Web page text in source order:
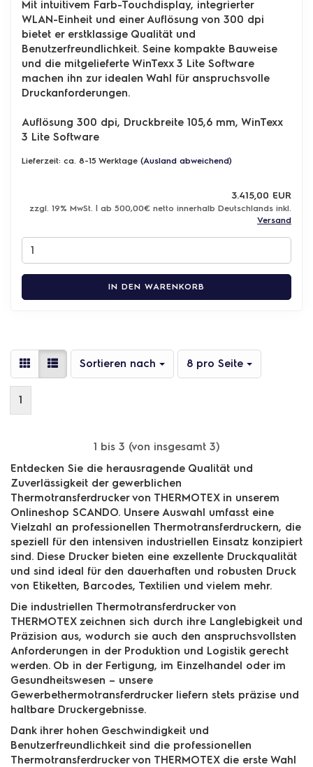
Mit intuitivem Farb-Touchdisplay, integrierter
WLAN-Einheit und einer Auflösung von 300 dpi
bietet er erstklassige Qualität und
Benutzerfreundlichkeit. Seine kompakte Bauweise
und die mitgelieferte WinTexx 3 Lite Software
machen ihn zur idealen Wahl für anspruchsvolle
Druckanforderungen.
Auflösung 300 dpi, Druckbreite 105,6 mm, WinTexx
3 Lite Software
Lieferzeit: ca. 8-15 Werktage (Ausland abweichend)
3.415,00 EUR
zzgl. 19% MwSt. | ab 500,00€ netto innerhalb Deutschlands inkl.
Versand
IN DEN WARENKORB
Sortieren nach
Sortieren nach 8 pro Seite
pro Seite
1
1 bis 3 (von insgesamt 3)
Entdecken Sie die herausragende Qualität und
Zuverlässigkeit der gewerblichen
Thermotransferdrucker von THERMOTEX in unserem
Onlineshop SCANDO. Unsere Auswahl umfasst eine
Vielzahl an professionellen Thermotransferdruckern, die
speziell für den intensiven industriellen Einsatz konzipiert
sind. Diese Drucker bieten eine exzellente Druckqualität
und sind ideal für den dauerhaften und robusten Druck
von Etiketten, Barcodes, Textilien und vielem mehr.
Die industriellen Thermotransferdrucker von
THERMOTEX zeichnen sich durch ihre Langlebigkeit und
Präzision aus, wodurch sie auch den anspruchsvollsten
Anforderungen in der Produktion und Logistik gerecht
werden. Ob in der Fertigung, im Einzelhandel oder im
Gesundheitswesen – unsere
Gewerbethermotransferdrucker liefern stets präzise und
haltbare Druckergebnisse.
Dank ihrer hohen Geschwindigkeit und
Benutzerfreundlichkeit sind die professionellen
Thermotransferdrucker von THERMOTEX die erste Wahl